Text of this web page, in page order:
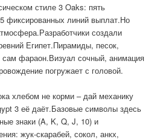
стиле 3 Oaks: пять
фиксированных линий выплат.Но
создали
Египет.Пирамиды, песок,
фараон.Визуал сочный, анимация
погружает с головой.
хлебом не корми – дай механику
3 её даёт.Базовые символы здесь
знаки (A, K, Q, J, 10) и
жук-скарабей, сокол, анкх,